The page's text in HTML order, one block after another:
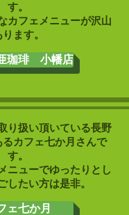
す。
カフェメニューが沢山
ります。
珈琲 小幡店
り扱い頂いている長野
カフェ七か月さんで
す。
ニューでゆったりとし
したい方は是非。
ェ七か月